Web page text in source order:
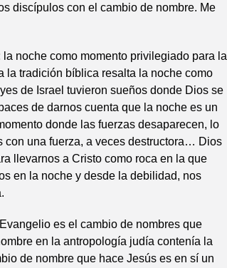
discípulos con el cambio de nombre. Me
noche como momento privilegiado para la
la tradición bíblica resalta la noche como
de Israel tuvieron sueños donde Dios se
de darnos cuenta que la noche es un
donde las fuerzas desaparecen, lo
con una fuerza, a veces destructora… Dios
llevarnos a Cristo como roca en la que
en la noche y desde la debilidad, nos
es el cambio de nombres que
en la antropología judía contenía la
de nombre que hace Jesús es en sí un